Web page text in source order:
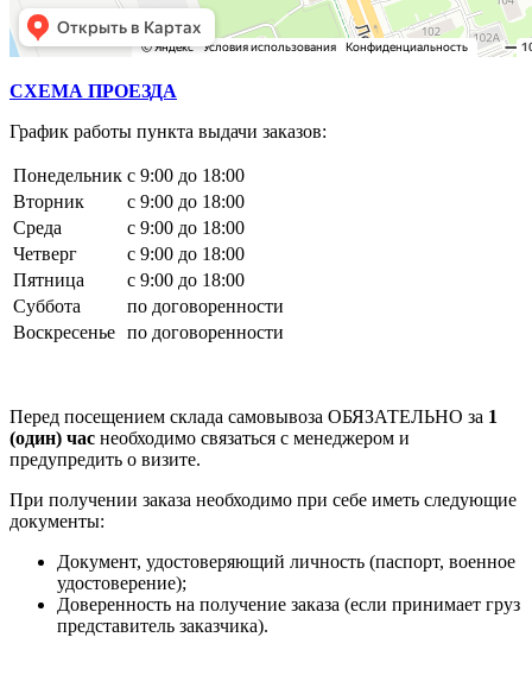
СХЕМА ПРОЕЗДА
График работы пункта выдачи заказов:
Понедельник с 9:00 до 18:00
Вторник
с 9:00 до 18:00
Среда
с 9:00 до 18:00
Четверг
с 9:00 до 18:00
Пятница
с 9:00 до 18:00
Суббота
по договоренности
Воскресенье по договоренности
Перед посещением склада самовывоза ОБЯЗАТЕЛЬНО за 1
(один) час необходимо связаться с менеджером и
предупредить о визите.
При получении заказа необходимо при себе иметь следующие
документы:
Документ, удостоверяющий личность (паспорт, военное
удостоверение);
Доверенность на получение заказа (если принимает груз
представитель заказчика).